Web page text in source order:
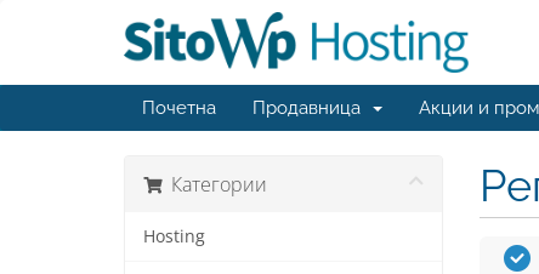
Почетна Продавница Акции и
Категории
Hosting